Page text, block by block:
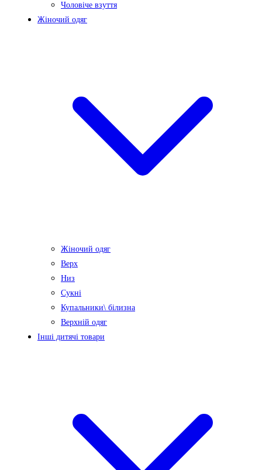
Чоловіче взуття
Жіночий одяг
Жіночий одяг
Верх
Низ
Сукні
Купальники\ білизна
Верхній одяг
Інші дитячі товари